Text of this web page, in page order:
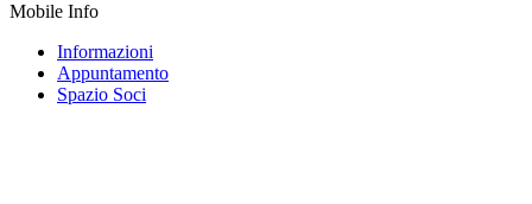
Mobile Info
Informazioni
Appuntamento
Spazio Soci